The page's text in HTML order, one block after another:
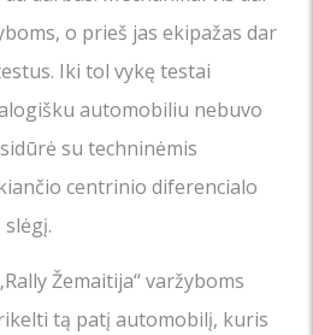
o prieš jas ekipažas dar
Iki tol vykę testai
automobiliu nebuvo
su techninėmis
centrinio diferencialo
Žemaitija“ varžyboms
tą patį automobilį, kuris